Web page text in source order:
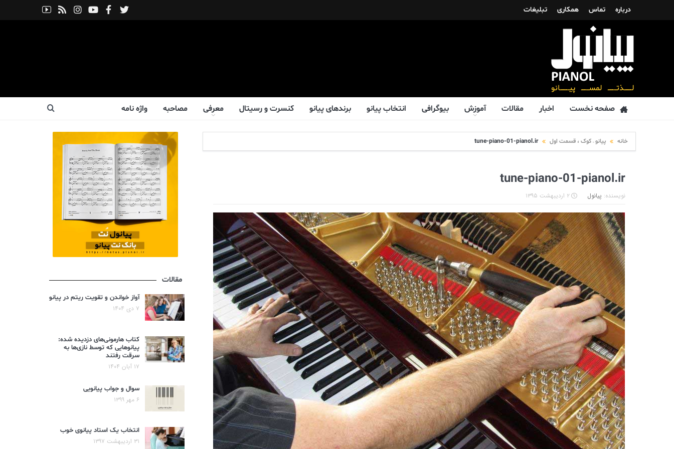
درباره تماس همکاری تبلیغات
صفحه نخست اخبار مقالات آموزش بیوگرافی انتخاب پیانو برندهای پیانو کنسرت و رسیتال معرفی مصاحبه واژه نامه
خانه پیانو – کوک ، قسمت اول tune-piano-01-pianol.ir
tune-piano-01-pianol.ir
نویسنده: پیانول ۲ اردیبهشت ۱۳۹۵
مقالات
آواز خواندن و تقویت ریتم در پیانو
۷ دی ۱۴۰۴
کتاب هارمونی‌های دزدیده شده:
پیانوهایی که توسط نازی‌ها به
سرقت رفتند
۱۷ آبان ۱۴۰۴
سوال و جواب پیانویی
۶ مهر ۱۳۹۹
انتخاب یک استاد پیانوی خوب
۳۱ اردیبهشت ۱۳۹۷